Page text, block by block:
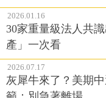
2026.01.16
30家重量級法人共
產」一次看
2026.07.17
灰犀牛來了？美期